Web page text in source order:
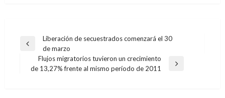
Navegación
entradas
Entrada
anterior
Liberación de secuestrados comenzará el 30
de marzo
Entrada
Flujos migratorios tuvieron un crecimiento
de 13,27% frente al mismo período de 2011